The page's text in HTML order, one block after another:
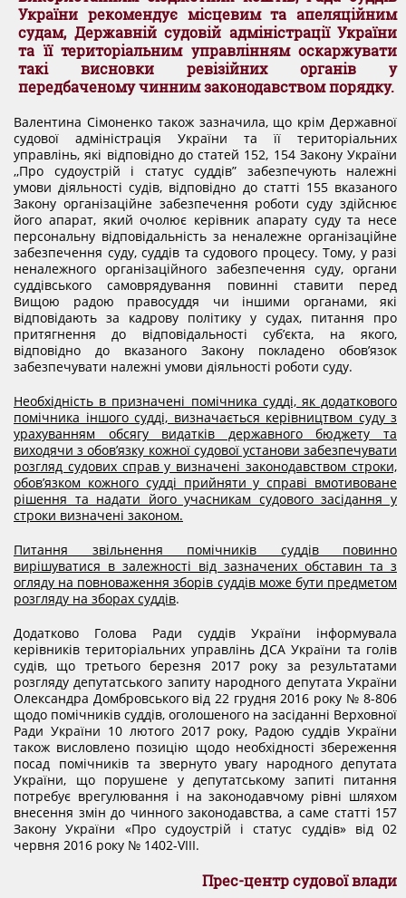
України рекомендує місцевим та апеляційним
судам, Державній судовій адміністрації України
та її територіальним управлінням оскаржувати
такі висновки ревізійних органів у
передбаченому чинним законодавством порядку.
Валентина Сімоненко також зазначила, що крім Державної
судової адміністрація України та її територіальних
управлінь, які відповідно до статей 152, 154 Закону України
,,Про судоустрій і статус суддів” забезпечують належні
умови діяльності судів, відповідно до статті 155 вказаного
Закону організаційне забезпечення роботи суду здійснює
його апарат, який очолює керівник апарату суду та несе
персональну відповідальність за неналежне організаційне
забезпечення суду, суддів та судового процесу. Тому, у разі
неналежного організаційного забезпечення суду, органи
суддівського самоврядування повинні ставити перед
Вищою радою правосуддя чи іншими органами, які
відповідають за кадрову політику у судах, питання про
притягнення до відповідальності суб’єкта, на якого,
відповідно до вказаного Закону покладено обов’язок
забезпечувати належні умови діяльності роботи суду.
Необхідність в призначені помічника судді, як додаткового
помічника іншого судді, визначається керівництвом суду з
урахуванням обсягу видатків державного бюджету та
виходячи з обов’язку кожної судової установи забезпечувати
розгляд судових справ у визначені законодавством строки,
обов’язком кожного судді прийняти у справі вмотивоване
рішення та надати його учасникам судового засідання у
строки визначені законом.
Питання звільнення помічників суддів повинно
вирішуватися в залежності від зазначених обставин та з
огляду на повноваження зборів суддів може бути предметом
розгляду на зборах суддів.
Додатково Голова Ради суддів України інформувала
керівників територіальних управлінь ДСА України та голів
судів, що третього березня 2017 року за результатами
розгляду депутатського запиту народного депутата України
Олександра Домбровського від 22 грудня 2016 року № 8-806
щодо помічників суддів, оголошеного на засіданні Верховної
Ради України 10 лютого 2017 року, Радою суддів України
також висловлено позицію щодо необхідності збереження
посад помічників та звернуто увагу народного депутата
України, що порушене у депутатському запиті питання
потребує врегулювання і на законодавчому рівні шляхом
внесення змін до чинного законодавства, а саме статті 157
Закону України «Про судоустрій і статус суддів» від 02
червня 2016 року № 1402-VIII.
Прес-центр судової влади